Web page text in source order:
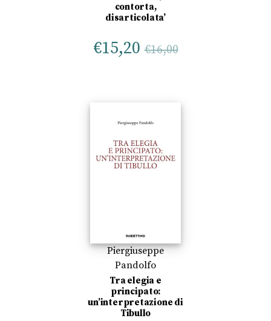
contorta,
disarticolata’
€15,20 €16,00
Piergiuseppe
Pandolfo
Tra elegia e
principato:
un’interpretazione di
Tibullo